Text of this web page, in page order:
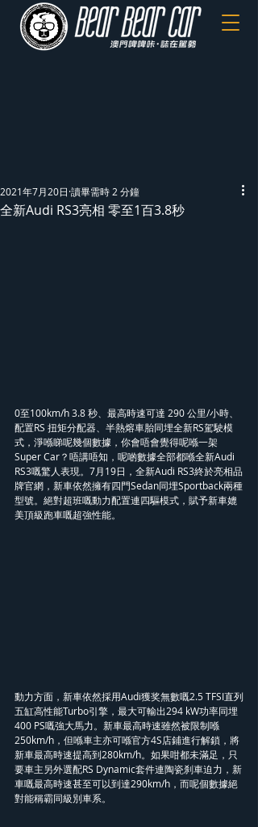
全新Audi RS3亮相 零至1百3.8秒
2021年7月20日 讀畢需時 2 分鐘
0至100km/h 3.8 秒、最高時速可達 290 公里/小時、
配置RS 扭矩分配器、半熱熔車胎同埋全新RS駕駛模
式，淨喺睇呢幾個數據，你會唔會覺得呢喺一架
Super Car？唔講唔知，呢啲數據全部都喺全新Audi
RS3嘅驚人表現。7月19日，全新Audi RS3終於亮相品
牌官網，新車依然擁有四門Sedan同埋Sportback兩種
型號。絕對超班嘅動力配置連四驅模式，賦予新車媲
美頂級跑車嘅超強性能。
動力方面，新車依然採用Audi獲奖無數嘅2.5 TFSI直列
五缸高性能Turbo引擎，最大可輸出294 kW功率同埋
400 PS嘅強大馬力。新車最高時速雖然被限制喺
250km/h，但喺車主亦可喺官方4S店鋪進行解鎖，將
新車最高時速提高到280km/h。如果咁都未滿足，只
要車主另外選配RS Dynamic套件連陶瓷刹車迫力，新
車嘅最高時速甚至可以到達290km/h，而呢個數據絕
對能稱霸同級別車系。